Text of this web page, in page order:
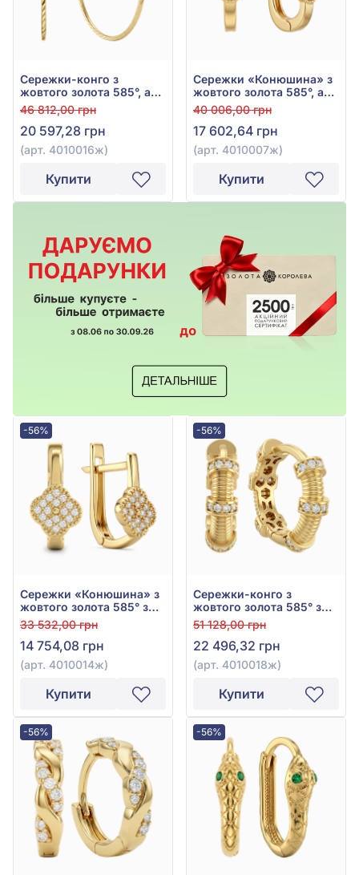
Сережки-конго з
жовтого золота 585°, арт.
4010016ж
46 812,00 грн
20 597,28 грн
(арт. 4010016ж)
Купити
Сережки «Конюшина» з
жовтого золота 585°, арт.
4010007ж
40 006,00 грн
17 602,64 грн
(арт. 4010007ж)
Купити
-56%
Сережки «Конюшина» з
жовтого золота 585° з
фіанітом/куб.цирконієм,
арт. 4010014ж
33 532,00 грн
14 754,08 грн
(арт. 4010014ж)
Купити
-56%
Сережки-конго з
жовтого золота 585° з
фіанітом/куб.цирконієм,
арт. 4010018ж
51 128,00 грн
22 496,32 грн
(арт. 4010018ж)
Купити
-56% -56%